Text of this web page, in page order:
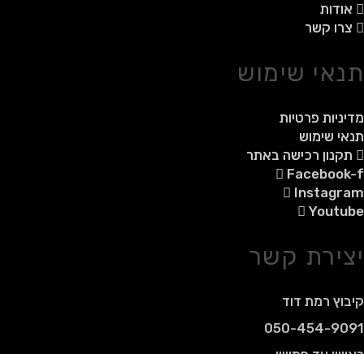
אודות
צרו קשר
תנאי שימוש
מדיניות פרטיות
תנאי שימוש
תקנון רכישה באתר
Facebook-f
Instagram
Youtube
יצירת קשר
קיבוץ רמת דוד
050-454-9091